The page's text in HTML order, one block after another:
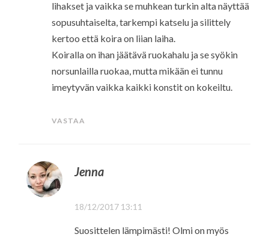
lihakset ja vaikka se muhkean turkin alta näyttää
sopusuhtaiselta, tarkempi katselu ja silittely
kertoo että koira on liian laiha.
Koiralla on ihan jäätävä ruokahalu ja se syökin
norsunlailla ruokaa, mutta mikään ei tunnu
imeytyvän vaikka kaikki konstit on kokeiltu.
VASTAA
Jenna
18/12/2017 13:11
Suosittelen lämpimästi! Olmi on myös